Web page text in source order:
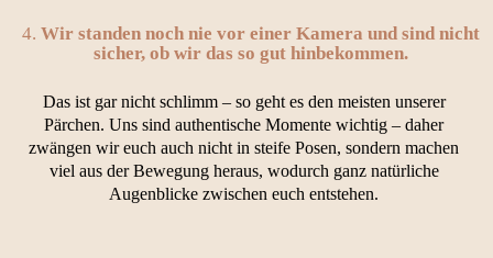
4. Wir standen noch nie vor einer Kamera und sind nicht
sicher, ob wir das so gut hinbekommen.
Das ist gar nicht schlimm – so geht es den meisten unserer
Pärchen. Uns sind authentische Momente wichtig – daher
zwängen wir euch auch nicht in steife Posen, sondern machen
viel aus der Bewegung heraus, wodurch ganz natürliche
Augenblicke zwischen euch entstehen.